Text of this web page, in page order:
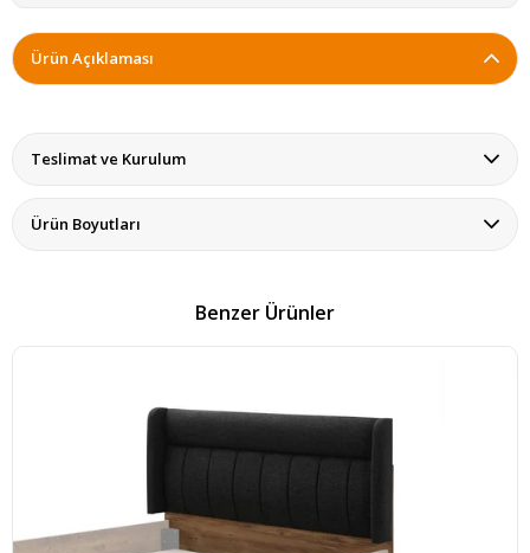
Ürün Açıklaması
Teslimat ve Kurulum
Ürün Boyutları
Benzer Ürünler